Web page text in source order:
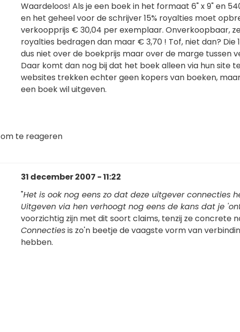
Waardeloos! Als je een boek in het formaat 6" x 9" en
en het geheel voor de schrijver 15% royalties moet
verkoopprijs € 30,04 per exemplaar. Onverkoopbaar,
royalties bedragen dan maar € 3,70 ! Tof, niet dan? Die
dus niet over de boekprijs maar over de marge tussen
Daar komt dan nog bij dat het boek alleen via hun site
websites trekken echter geen kopers van boeken,
een boek wil uitgeven.
om te reageren
31 december 2007 - 11:22
"Het is ook nog eens zo dat deze uitgever connecties
Uitgeven via hen verhoogt nog eens de kans dat je
voorzichtig zijn met dit soort claims, tenzij ze concrete
Connectiesis zo'n beetje de vaagste vorm van
hebben.